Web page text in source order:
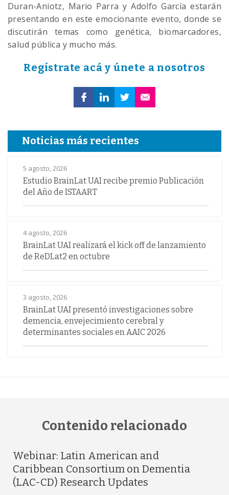
Duran-Aniotz, Mario Parra y Adolfo García estarán
presentando en este emocionante evento, donde se
discutirán temas como genética, biomarcadores,
salud pública y mucho más.
Regístrate acá y únete a nosotros
Noticias más recientes
5 agosto, 2026
Estudio BrainLat UAI recibe premio Publicación
del Año de ISTAART
4 agosto, 2026
BrainLat UAI realizará el kick off de lanzamiento
de ReDLat2 en octubre
3 agosto, 2026
BrainLat UAI presentó investigaciones sobre
demencia, envejecimiento cerebral y
determinantes sociales en AAIC 2026
Contenido relacionado
Webinar: Latin American and
Caribbean Consortium on Dementia
(LAC-CD) Research Updates